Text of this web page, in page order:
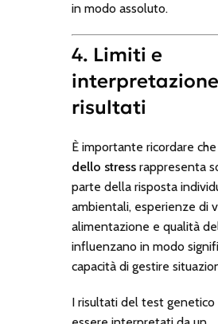
in modo assoluto.
4. Limiti e
risultati
È importante ricordare
dello stressrappresenta
parte della risposta
ambientali, esperienze di
alimentazione e qualità
influenzano in modo
capacità di gestire
I risultati del test genetico